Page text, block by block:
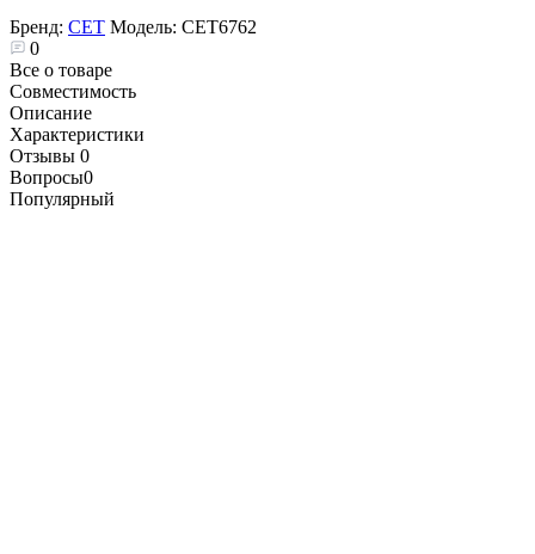
Бренд: CET Модель: CET6762
0
Все о товаре
Совместимость
Описание
Характеристики
Отзывы 0
Вопросы0
Популярный